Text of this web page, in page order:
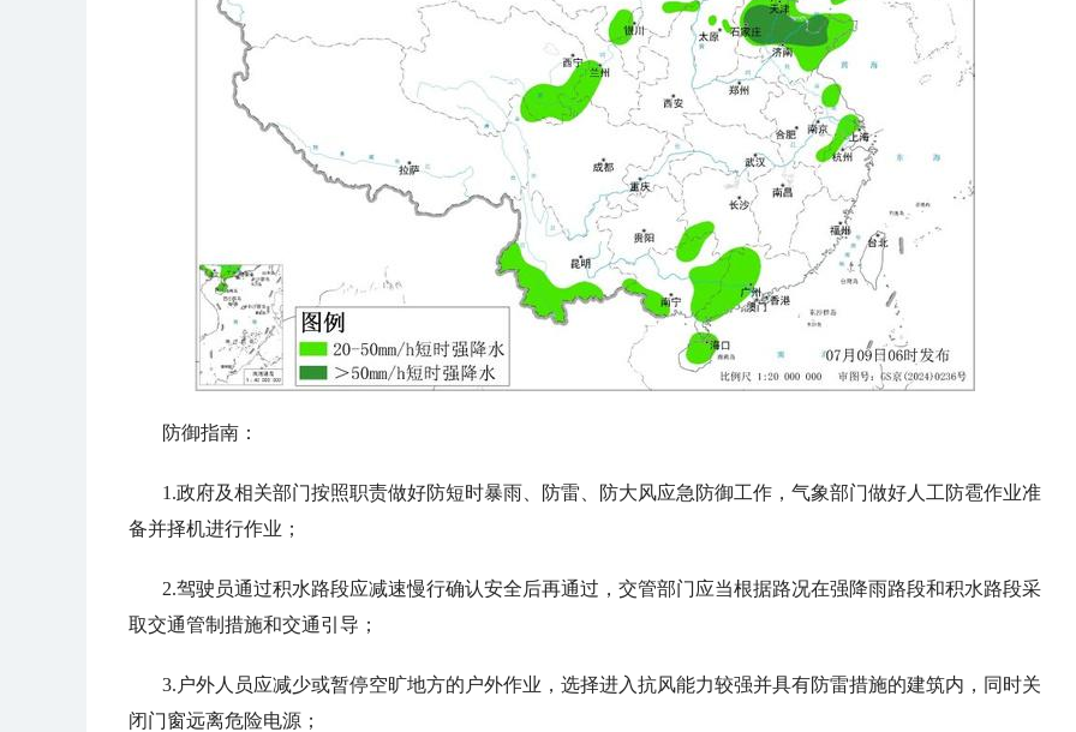
防御指南：
1.政府及相关部门按照职责做好防短时暴雨、防雷、防大风应急防御工作，气象部门做好人工防雹作业准
备并择机进行作业；
2.驾驶员通过积水路段应减速慢行确认安全后再通过，交管部门应当根据路况在强降雨路段和积水路段采
取交通管制措施和交通引导；
3.户外人员应减少或暂停空旷地方的户外作业，选择进入抗风能力较强并具有防雷措施的建筑内，同时关
闭门窗远离危险电源；